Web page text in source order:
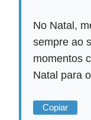
No Natal,
sempre ao
momentos
Natal para
Copiar